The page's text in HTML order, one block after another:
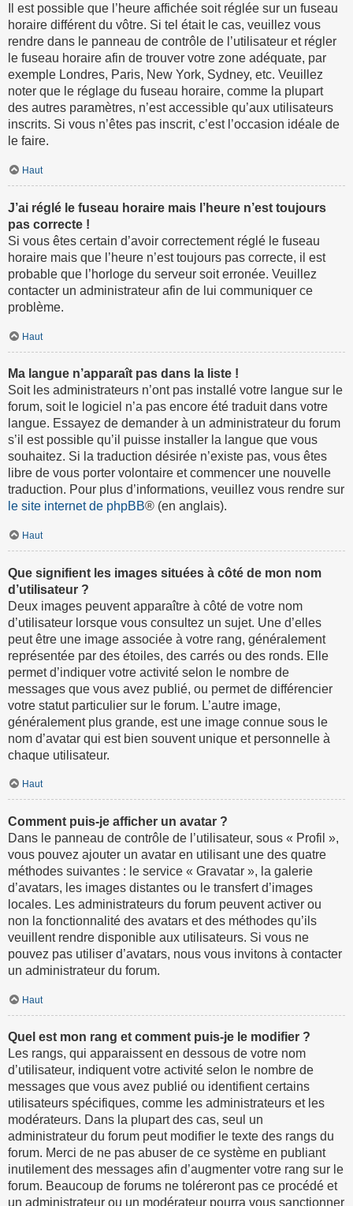
Il est possible que l’heure affichée soit réglée sur un fuseau
horaire différent du vôtre. Si tel était le cas, veuillez vous
rendre dans le panneau de contrôle de l’utilisateur et régler
le fuseau horaire afin de trouver votre zone adéquate, par
exemple Londres, Paris, New York, Sydney, etc. Veuillez
noter que le réglage du fuseau horaire, comme la plupart
des autres paramètres, n’est accessible qu’aux utilisateurs
inscrits. Si vous n’êtes pas inscrit, c’est l’occasion idéale de
le faire.
Haut
J’ai réglé le fuseau horaire mais l’heure n’est toujours
pas correcte !
Si vous êtes certain d’avoir correctement réglé le fuseau
horaire mais que l’heure n’est toujours pas correcte, il est
probable que l’horloge du serveur soit erronée. Veuillez
contacter un administrateur afin de lui communiquer ce
problème.
Haut
Ma langue n’apparaît pas dans la liste !
Soit les administrateurs n’ont pas installé votre langue sur le
forum, soit le logiciel n’a pas encore été traduit dans votre
langue. Essayez de demander à un administrateur du forum
s’il est possible qu’il puisse installer la langue que vous
souhaitez. Si la traduction désirée n’existe pas, vous êtes
libre de vous porter volontaire et commencer une nouvelle
traduction. Pour plus d’informations, veuillez vous rendre sur
le site internet de phpBB® (en anglais).
Haut
Que signifient les images situées à côté de mon nom
d’utilisateur ?
Deux images peuvent apparaître à côté de votre nom
d’utilisateur lorsque vous consultez un sujet. Une d’elles
peut être une image associée à votre rang, généralement
représentée par des étoiles, des carrés ou des ronds. Elle
permet d’indiquer votre activité selon le nombre de
messages que vous avez publié, ou permet de différencier
votre statut particulier sur le forum. L’autre image,
généralement plus grande, est une image connue sous le
nom d’avatar qui est bien souvent unique et personnelle à
chaque utilisateur.
Haut
Comment puis-je afficher un avatar ?
Dans le panneau de contrôle de l’utilisateur, sous « Profil »,
vous pouvez ajouter un avatar en utilisant une des quatre
méthodes suivantes : le service « Gravatar », la galerie
d’avatars, les images distantes ou le transfert d’images
locales. Les administrateurs du forum peuvent activer ou
non la fonctionnalité des avatars et des méthodes qu’ils
veuillent rendre disponible aux utilisateurs. Si vous ne
pouvez pas utiliser d’avatars, nous vous invitons à contacter
un administrateur du forum.
Haut
Quel est mon rang et comment puis-je le modifier ?
Les rangs, qui apparaissent en dessous de votre nom
d’utilisateur, indiquent votre activité selon le nombre de
messages que vous avez publié ou identifient certains
utilisateurs spécifiques, comme les administrateurs et les
modérateurs. Dans la plupart des cas, seul un
administrateur du forum peut modifier le texte des rangs du
forum. Merci de ne pas abuser de ce système en publiant
inutilement des messages afin d’augmenter votre rang sur le
forum. Beaucoup de forums ne toléreront pas ce procédé et
un administrateur ou un modérateur pourra vous sanctionner